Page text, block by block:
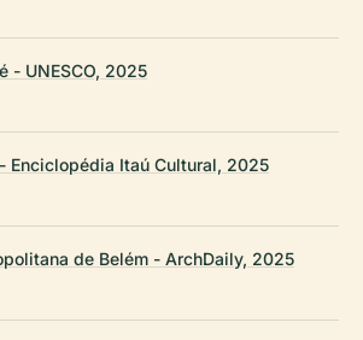
- UNESCO, 2025
Enciclopédia Itaú Cultural, 2025
de Belém - ArchDaily, 2025